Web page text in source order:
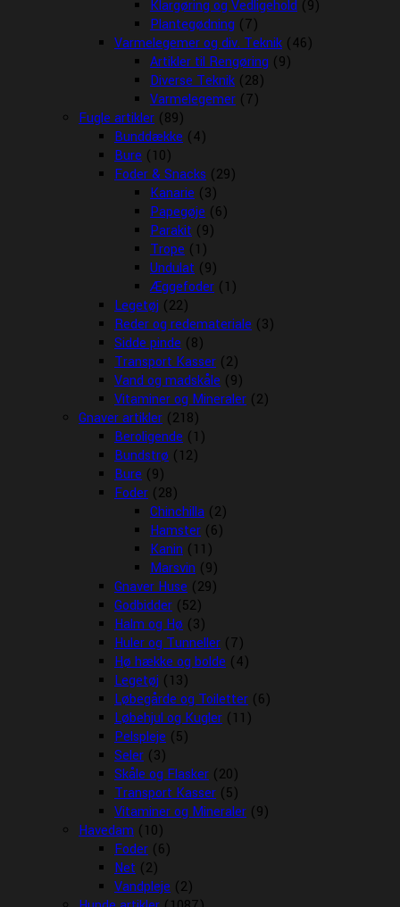
Klargøring og Vedligehold (9)
Plantegødning (7)
Varmelegemer og div. Teknik (46)
Artikler til Rengøring (9)
Diverse Teknik (28)
Varmelegemer (7)
Fugle artikler (89)
Bunddække (4)
Bure (10)
Foder & Snacks (29)
Kanarie (3)
Papegøje (6)
Parakit (9)
Trope (1)
Undulat (9)
Æggefoder (1)
Legetøj (22)
Reder og redemateriale (3)
Sidde pinde (8)
Transport Kasser (2)
Vand og madskåle (9)
Vitaminer og Mineraler (2)
Gnaver artikler (218)
Beroligende (1)
Bundstrø (12)
Bure (9)
Foder (28)
Chinchilla (2)
Hamster (6)
Kanin (11)
Marsvin (9)
Gnaver Huse (29)
Godbidder (52)
Halm og Hø (3)
Huler og Tunneller (7)
Hø hække og bolde (4)
Legetøj (13)
Løbegårde og Toiletter (6)
Løbehjul og Kugler (11)
Pelspleje (5)
Seler (3)
Skåle og Flasker (20)
Transport Kasser (5)
Vitaminer og Mineraler (9)
Havedam (10)
Foder (6)
Net (2)
Vandpleje (2)